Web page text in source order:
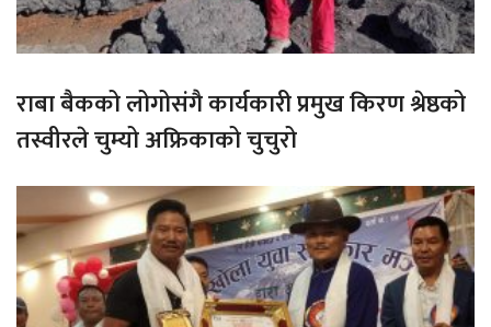
राबा बैकको लोगोसंगै कार्यकारी प्रमुख किरण श्रेष्ठको
तस्वीरले चुम्यो अफ्रिकाको चुचुरो